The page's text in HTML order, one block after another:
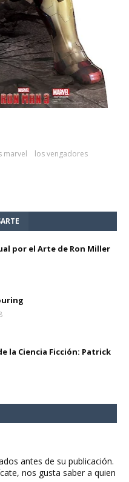
marvel los vengadores
por el Arte de Ron Miller
la Ciencia Ficción: Patrick
antes de su publicación.
nos gusta saber a quien